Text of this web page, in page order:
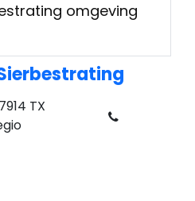
omgeving
TX